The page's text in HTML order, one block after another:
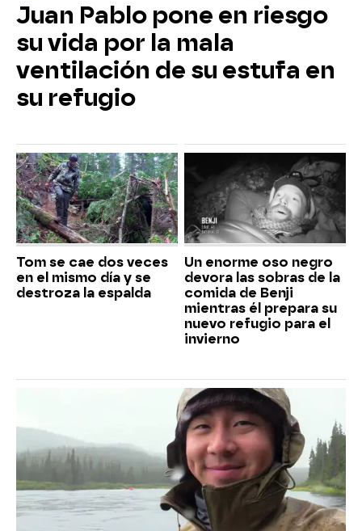
Juan Pablo pone en riesgo
su vida por la mala
ventilación de su estufa en
su refugio
Tom se cae dos veces
en el mismo día y se
destroza la espalda
Un enorme oso negro
devora las sobras de la
comida de Benji
mientras él prepara su
nuevo refugio para el
invierno